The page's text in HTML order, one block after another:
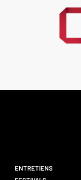
ENTRETIENS